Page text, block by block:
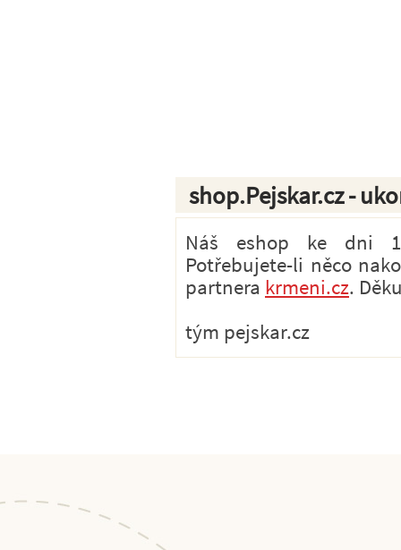
shop.Pejskar.cz -
Náš eshop ke dni
Potřebujete-li něco
partnera krmeni.cz.
tým pejskar.cz